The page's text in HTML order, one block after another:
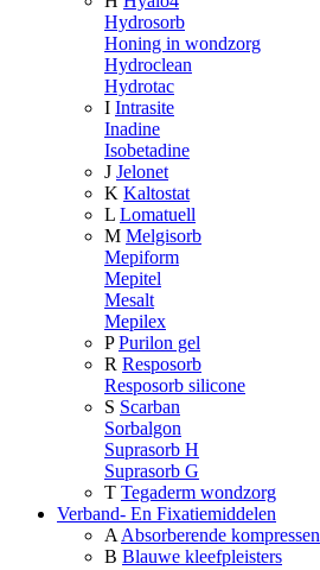
Hydrosorb
Honing in wondzorg
Hydroclean
Hydrotac
I Intrasite
Inadine
Isobetadine
J Jelonet
K Kaltostat
L Lomatuell
M Melgisorb
Mepiform
Mepitel
Mesalt
Mepilex
P Purilon gel
R Resposorb
Resposorb silicone
S Scarban
Sorbalgon
Suprasorb H
Suprasorb G
T Tegaderm wondzorg
Verband- En Fixatiemiddelen
A Absorberende kompressen
B Blauwe kleefpleisters